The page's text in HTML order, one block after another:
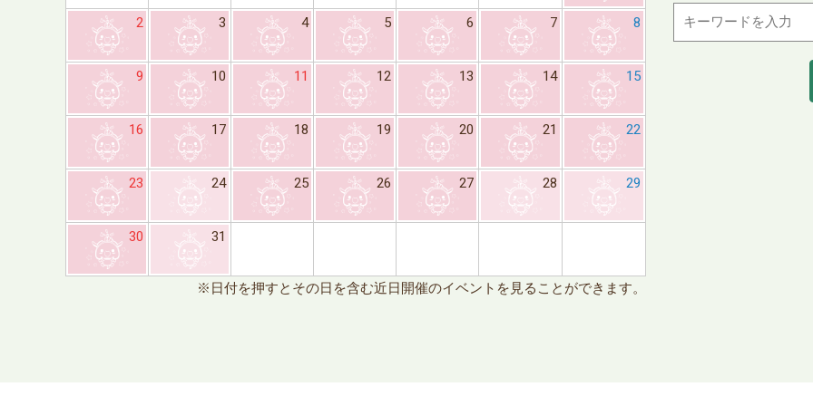
2 3 4 5 6 7 8
9 10 11 12 13 14 15
16 17 18 19 20 21 22
23 24 25 26 27 28 29
30 31
※日付を押すとその日を含む近日開催のイベントを見ることができます。
6